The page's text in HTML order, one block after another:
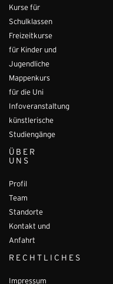
Kurse für
Schulklassen
Freizeitkurse
für Kinder und
Jugendliche
Mappenkurs
für die Uni
Infoveranstaltung
künstlerische
Studiengänge
ÜBER
UNS
Profil
Team
Standorte
Kontakt und
Anfahrt
RECHTLICHES
Impressum